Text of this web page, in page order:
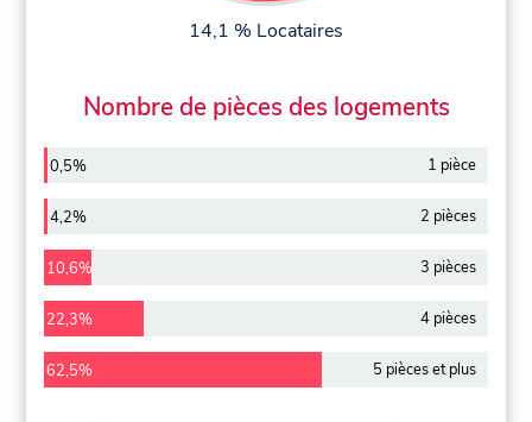
14,1 % Locataires
Nombre de pièces des logements
0,5% 1 pièce
4,2% 2 pièces
10,6% 3 pièces
22,3% 4 pièces
62,5% 5 pièces et plus